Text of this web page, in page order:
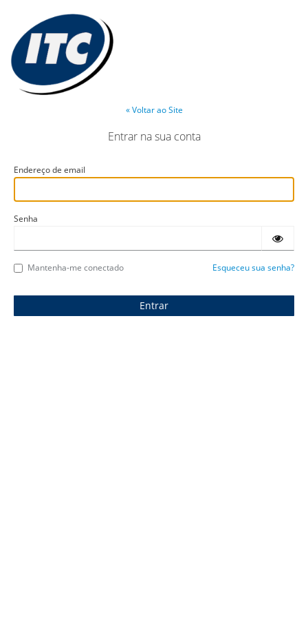
« Voltar ao Site
Entrar na sua conta
Endereço de email
Senha
Mantenha-me conectado Esqueceu sua senha?